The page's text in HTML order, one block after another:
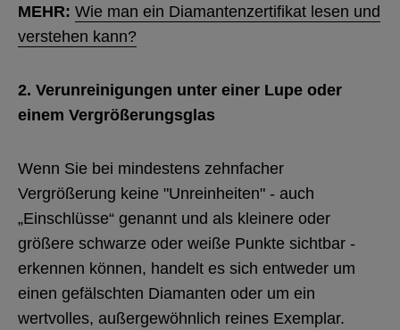
MEHR: Wie man ein Diamantenzertifikat lesen und
verstehen kann?
2. Verunreinigungen unter einer Lupe oder
einem Vergrößerungsglas
Wenn Sie bei mindestens zehnfacher
Vergrößerung keine "Unreinheiten" - auch
„Einschlüsse“ genannt und als kleinere oder
größere schwarze oder weiße Punkte sichtbar -
erkennen können, handelt es sich entweder um
einen gefälschten Diamanten oder um ein
wertvolles, außergewöhnlich reines Exemplar.